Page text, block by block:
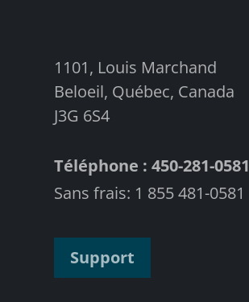
1101, Louis Marchand
Beloeil, Québec, Canada
J3G 6S4
Téléphone : 450-281-0581
Sans frais: 1 855 481-0581
Support